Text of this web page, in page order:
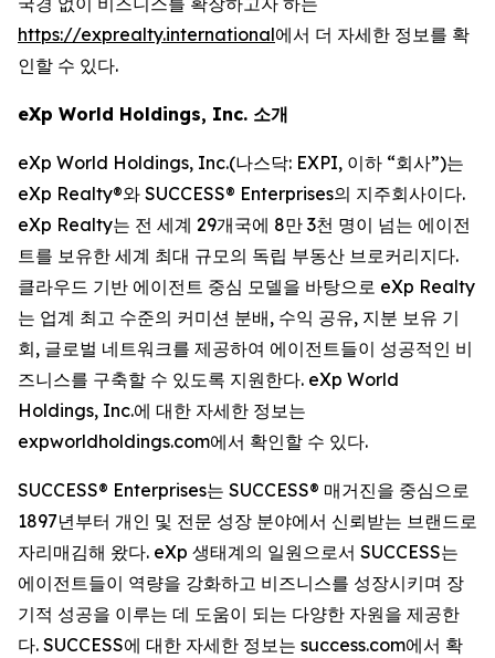
https://exprealty.international에서 더 자세한 정보를 확
인할 수 있다.
eXp World Holdings, Inc. 소개
eXp World Holdings, Inc.(나스닥: EXPI, 이하 “회사”)는
eXp Realty®와 SUCCESS® Enterprises의 지주회사이다.
eXp Realty는 전 세계 29개국에 8만 3천 명이 넘는 에이전
트를 보유한 세계 최대 규모의 독립 부동산 브로커리지다.
클라우드 기반 에이전트 중심 모델을 바탕으로 eXp Realty
는 업계 최고 수준의 커미션 분배, 수익 공유, 지분 보유 기
회, 글로벌 네트워크를 제공하여 에이전트들이 성공적인 비
즈니스를 구축할 수 있도록 지원한다. eXp World
Holdings, Inc.에 대한 자세한 정보는
expworldholdings.com에서 확인할 수 있다.
SUCCESS® Enterprises는 SUCCESS® 매거진을 중심으로
1897년부터 개인 및 전문 성장 분야에서 신뢰받는 브랜드로
자리매김해 왔다. eXp 생태계의 일원으로서 SUCCESS는
에이전트들이 역량을 강화하고 비즈니스를 성장시키며 장
기적 성공을 이루는 데 도움이 되는 다양한 자원을 제공한
다. SUCCESS에 대한 자세한 정보는 success.com에서 확